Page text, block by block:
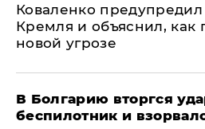
Коваленко
Кремля и объяснил, как
новой угрозе
В Болгарию вторгся
беспилотник и